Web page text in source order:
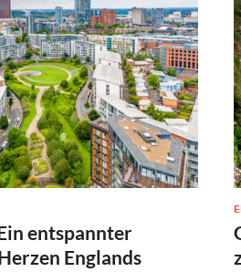
entspannter
Englands